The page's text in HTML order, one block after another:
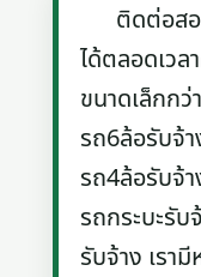
ติดต่อสอ
ได้ตลอดเว
ขนาดเล็กกว่
รถ6ล้อรับจ้
รถ4ล้อรับจ้
รถกระบะรับ
รับจ้าง เรา